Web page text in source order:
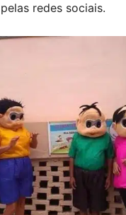
redes sociais.